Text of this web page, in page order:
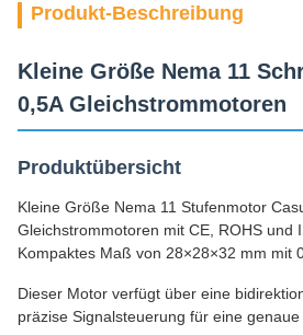
Produkt-Beschreibung
Kleine Größe Nema 11
0,5A Gleichstrommotoren
Produktübersicht
Kleine Größe Nema 11 Stufenmotor
Gleichstrommotoren mit CE, ROHS und
Kompaktes Maß von 28×28×32 mm mit
Dieser Motor verfügt über eine
präzise Signalsteuerung für eine genaue